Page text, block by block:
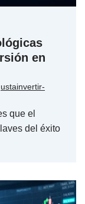
en
que el
del éxito